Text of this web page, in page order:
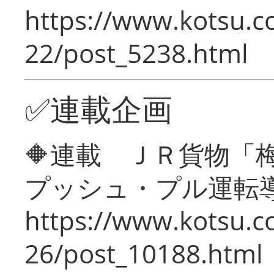
https://
22/post_5238.html
✅連載企画
🔶連載 ＪＲ貨物「
プッシュ・プル運転
https://
26/post_10188.html